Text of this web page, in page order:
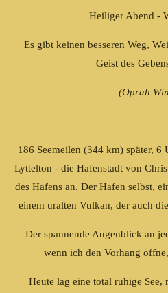
Heiliger Abend -
Es gibt keinen besseren Weg,
Geist des
(Oprah
186 Seemeilen (344 km) später,
Lyttelton - die Hafenstadt von
des Hafens an. Der Hafen selbst,
einem uralten Vulkan, der auch
Der spannende Augenblick an
wenn ich den Vorhang
Heute lag eine total ruhige